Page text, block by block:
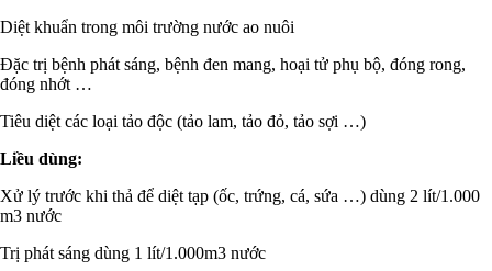
Diệt khuẩn trong môi trường nước ao nuôi
Đặc trị bệnh phát sáng, bệnh đen mang, hoại tử phụ bộ, đóng rong,
đóng nhớt …
Tiêu diệt các loại tảo độc (tảo lam, tảo đỏ, tảo sợi …)
Liều dùng:
Xử lý trước khi thả để diệt tạp (ốc, trứng, cá, sứa …) dùng 2 lít/1.000
m3 nước
Trị phát sáng dùng 1 lít/1.000m3 nước